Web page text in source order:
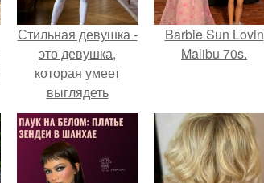
Стильная девушка -
это девушка,
которая умеет
выглядеть
привлекательно и
элегантно в любои
ситуации.
Barbie Sun Lovin
Malibu 70s.